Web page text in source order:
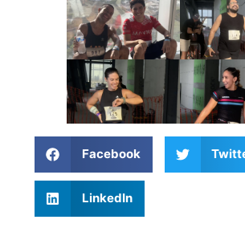
Facebook
LinkedIn